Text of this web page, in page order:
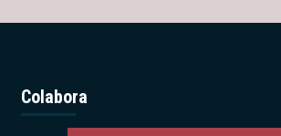
Colabora